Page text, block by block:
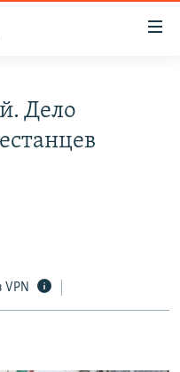
Дело
VPN